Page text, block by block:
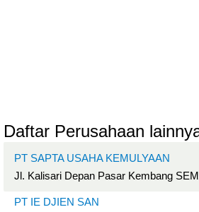
Daftar Perusahaan
PT SAPTA USAHA KEMULYAAN
Jl. Kalisari Depan Pasar Kembang
PT IE DJIEN SAN